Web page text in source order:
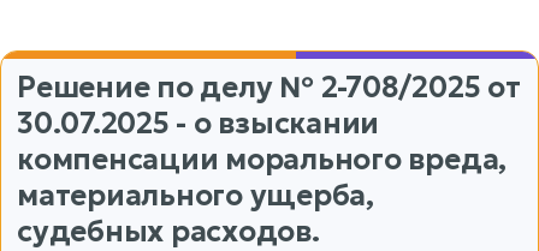
Решение по делу № 2-708/2025 от
30.07.2025 - о взыскании
компенсации морального вреда,
материального ущерба,
судебных расходов.